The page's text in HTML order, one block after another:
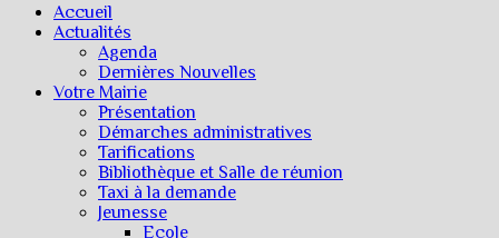
Accueil
Actualités
Agenda
Dernières Nouvelles
Votre Mairie
Présentation
Démarches administratives
Tarifications
Bibliothèque et Salle de réunion
Taxi à la demande
Jeunesse
Ecole